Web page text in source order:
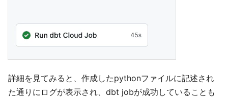
詳細を見てみると、作成したpythonファイルに記述され
た通りにログが表示され、dbt jobが成功していることも